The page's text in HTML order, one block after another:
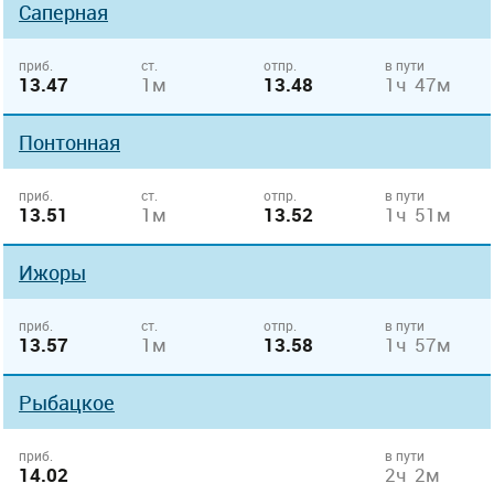
Саперная
приб.
13.47
ст.
1м
отпр.
13.48
в пути
1ч 47м
Понтонная
приб.
13.51
ст.
1м
отпр.
13.52
в пути
1ч 51м
Ижоры
приб.
13.57
ст.
1м
отпр.
13.58
в пути
1ч 57м
Рыбацкое
приб.
14.02
в пути
2ч 2м